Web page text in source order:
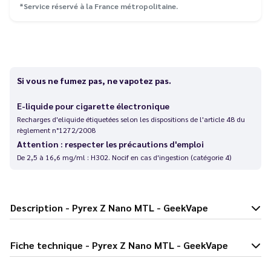
*Service réservé à la France métropolitaine.
Si vous ne fumez pas, ne vapotez pas.
E-liquide pour cigarette électronique
Recharges d'eliquide étiquetées selon les dispositions de l'article 48 du
règlement n°1272/2008
Attention : respecter les précautions d'emploi
De 2,5 à 16,6 mg/ml : H302. Nocif en cas d'ingestion (catégorie 4)
Description - Pyrex Z Nano MTL - GeekVape
Fiche technique - Pyrex Z Nano MTL - GeekVape